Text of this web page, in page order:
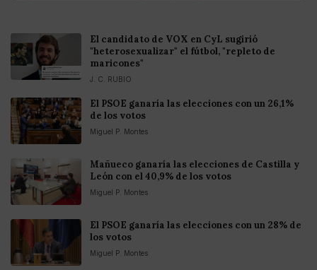
El candidato de VOX en CyL sugirió
"heterosexualizar" el fútbol, "repleto de
maricones"
J. C. RUBIO
El PSOE ganaría las elecciones con un 26,1%
de los votos
Miguel P. Montes
Mañueco ganaría las elecciones de Castilla y
León con el 40,9% de los votos
Miguel P. Montes
El PSOE ganaría las elecciones con un 28% de
los votos
Miguel P. Montes